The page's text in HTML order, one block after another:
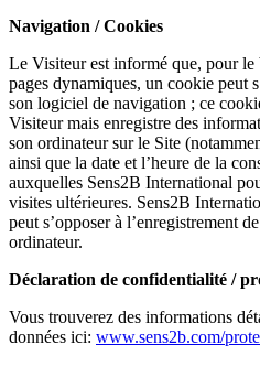
Navigation / Cookies
Le Visiteur est informé que, pour
pages dynamiques, un cookie peut
son logiciel de navigation ; ce
Visiteur mais enregistre des
son ordinateur sur le Site
ainsi que la date et l’heure de la
auxquelles Sens2B International
visites ultérieures. Sens2B
peut s’opposer à l’enregistrement
ordinateur.
Déclaration de confidentialité /
Vous trouverez des informations
données ici: www.sens2b.com/